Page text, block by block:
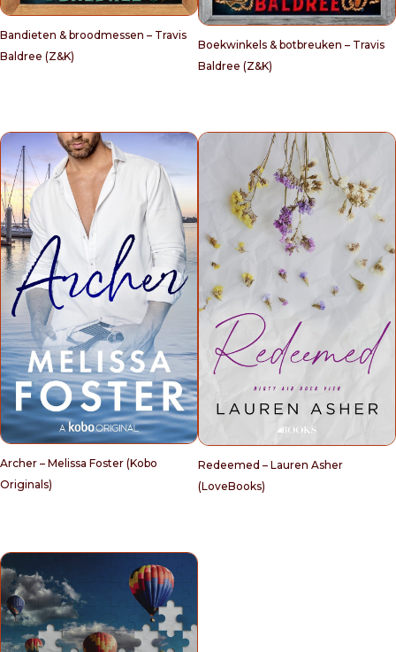
Bandieten & broodmessen – Travis
Baldree (Z&K)
Boekwinkels & botbreuken – Travis
Baldree (Z&K)
Archer – Melissa Foster (Kobo
Originals)
Redeemed – Lauren Asher
(LoveBooks)